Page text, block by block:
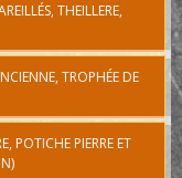
THEILLERE,
TROPHÉE DE
POTICHE PIERRE ET